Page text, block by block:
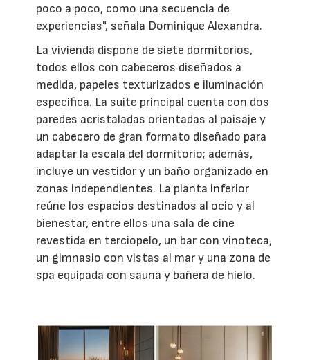
poco a poco, como una secuencia de
experiencias", señala Dominique Alexandra.
La vivienda dispone de siete dormitorios,
todos ellos con cabeceros diseñados a
medida, papeles texturizados e iluminación
específica. La suite principal cuenta con dos
paredes acristaladas orientadas al paisaje y
un cabecero de gran formato diseñado para
adaptar la escala del dormitorio; además,
incluye un vestidor y un baño organizado en
zonas independientes. La planta inferior
reúne los espacios destinados al ocio y al
bienestar, entre ellos una sala de cine
revestida en terciopelo, un bar con vinoteca,
un gimnasio con vistas al mar y una zona de
spa equipada con sauna y bañera de hielo.